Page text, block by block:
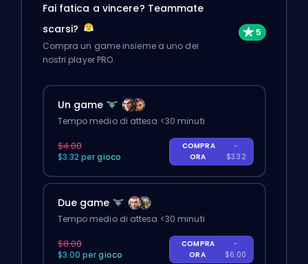
Fai fatica a vincere? Teammate
scarsi?
Compra un game insieme a uno dei
nostri player PRO.
Un game
Tempo medio di attesa <30 minuti
$4.00
$3.32 per gioco
COMPRA
ORA
-
$3.32
Due game
Tempo medio di attesa <30 minuti
$8.00
$3.00 per gioco
COMPRA
ORA
-
$6.00